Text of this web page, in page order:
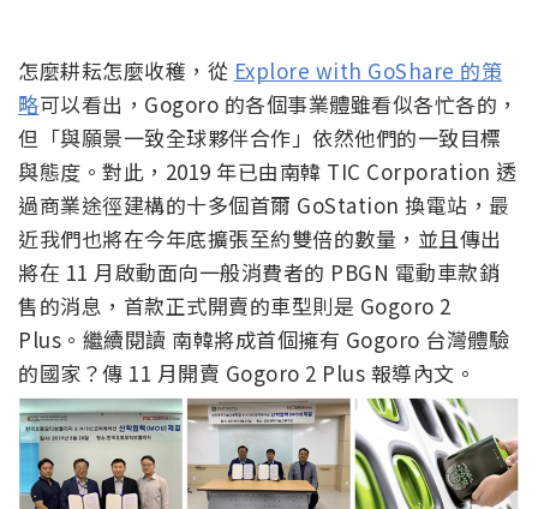
怎麼耕耘怎麼收穫，從 Explore with GoShare 的策
略可以看出，Gogoro 的各個事業體雖看似各忙各的，
但「與願景一致全球夥伴合作」依然他們的一致目標
與態度。對此，2019 年已由南韓 TIC Corporation 透
過商業途徑建構的十多個首爾 GoStation 換電站，最
近我們也將在今年底擴張至約雙倍的數量，並且傳出
將在 11 月啟動面向一般消費者的 PBGN 電動車款銷
售的消息，首款正式開賣的車型則是 Gogoro 2
Plus。繼續閱讀 南韓將成首個擁有 Gogoro 台灣體驗
的國家？傳 11 月開賣 Gogoro 2 Plus 報導內文。